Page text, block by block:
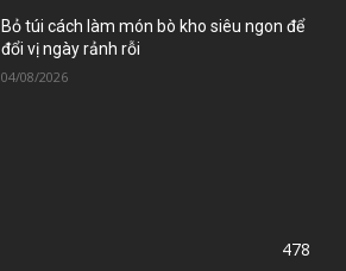
Bỏ túi cách làm món bò kho siêu ngon để
đổi vị ngày rảnh rỗi
04/08/2026
478